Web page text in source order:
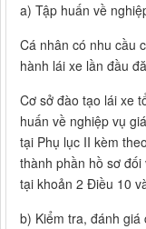
a) Tập huấn về
Cá nhân có nhu cầu
hành lái xe lần đầu
Cơ sở đào tạo lái xe
huấn về nghiệp vụ
tại Phụ lục II kèm
thành phần hồ sơ
tại khoản 2 Điều 10
b) Kiểm tra, đánh